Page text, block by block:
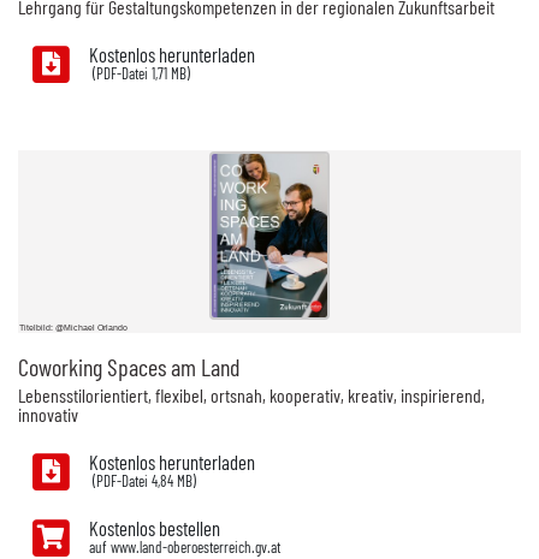
Lehrgang für Gestaltungskompetenzen in der regionalen Zukunftsarbeit
Kostenlos herunterladen
1,71 MB)
Titelbild: @Michael Orlando
Coworking Spaces am Land
Lebensstilorientiert, flexibel, ortsnah, kooperativ, kreativ, inspirierend,
innovativ
Kostenlos herunterladen
4,84 MB)
Kostenlos bestellen
auf www.land-oberoesterreich.gv.at